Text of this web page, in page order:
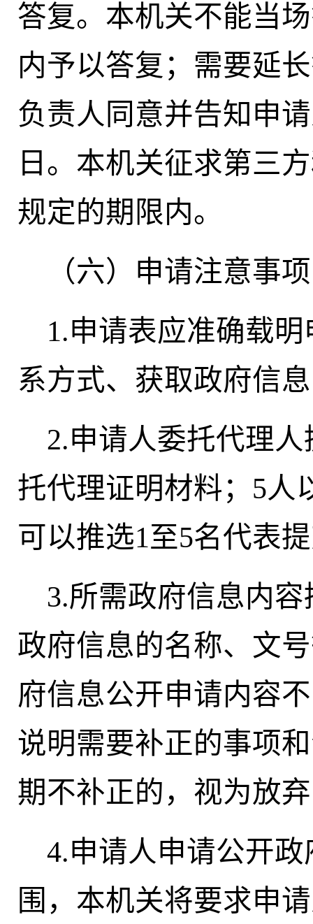
答复。本机关不能当
内予以答复；需要延
负责人同意并告知申
日。本机关征求第三
规定的期限内。
（六）申请注意事项
1.申请表应准确载
系方式、获取政府信
2.申请人委托代理
托代理证明材料；5人
可以推选1至5名代表
3.所需政府信息内
政府信息的名称、文
府信息公开申请内容
说明需要补正的事项
期不补正的，视为放
4.申请人申请公开
围，本机关将要求申